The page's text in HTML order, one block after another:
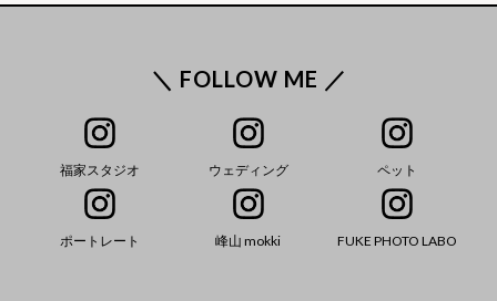
＼ FOLLOW ME ／
福家スタジオ ウェディング ペット
ポートレート 峰山 mokki FUKE PHOTO LABO